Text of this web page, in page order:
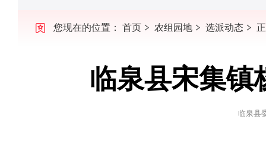
您现在的位置： 首页 农组园地 选派动态
临泉县宋集镇
临泉县